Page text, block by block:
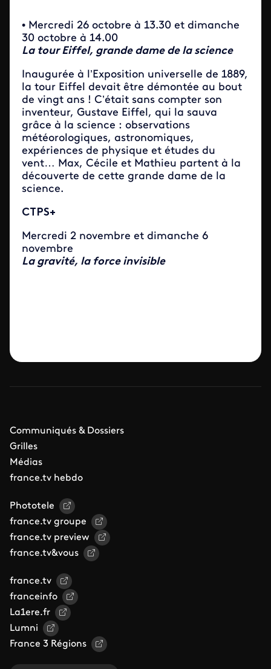
• Mercredi 26 octobre à 13.30 et dimanche
30 octobre à 14.00
La tour Eiffel, grande dame de la science
Inaugurée à l’Exposition universelle de 1889,
la tour Eiffel devait être démontée au bout
de vingt ans ! C’était sans compter son
inventeur, Gustave Eiffel, qui la sauva
grâce à la science : observations
météorologiques, astronomiques,
expériences de physique et études du
vent… Max, Cécile et Mathieu partent à la
découverte de cette grande dame de la
science.
CTPS+
Mercredi 2 novembre et dimanche 6
novembre
La gravité, la force invisible
Communiqués & Dossiers
Grilles
Médias
france.tv hebdo
Phototele
france.tv groupe
france.tv preview
france.tv&vous
france.tv
franceinfo
La1ere.fr
Lumni
France 3 Régions